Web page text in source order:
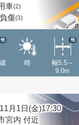
車(2)
負傷(3)
他
晴
幅5.5～
9.0m
他
月1日(金)17:30
宮内 付近